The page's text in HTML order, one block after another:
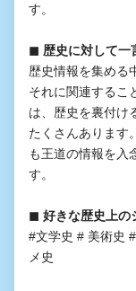
す。
◼︎ 歴史に対して一
歴史情報を集める
それに関連するこ
は、歴史を裏付け
たくさんあります
も王道の情報を入
す。
◼︎ 好きな歴史上の
#文学史 # 美術史
メ史